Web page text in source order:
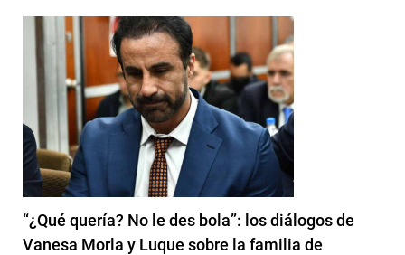
“¿Qué quería? No le des bola”: los diálogos de
Vanesa Morla y Luque sobre la familia de